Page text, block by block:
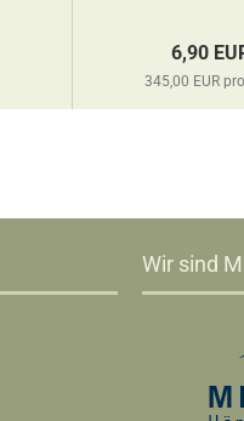
6,90
345,00 EUR
Wir sind